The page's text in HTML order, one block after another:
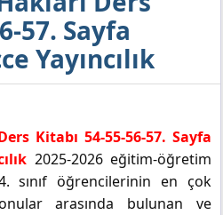
57. Sayfa
Yayıncılık
Kitabı 54-55-56-57. Sayfa
2025-2026 eğitim-öğretim
sınıf öğrencilerinin en çok
arasında bulunan ve